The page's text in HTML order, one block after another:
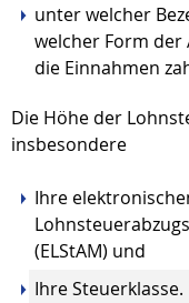
unter welcher
welcher Form
die Einnahmen
Die Höhe der
insbesondere
Ihre
(ELStAM) und
Ihre Steuerklasse.